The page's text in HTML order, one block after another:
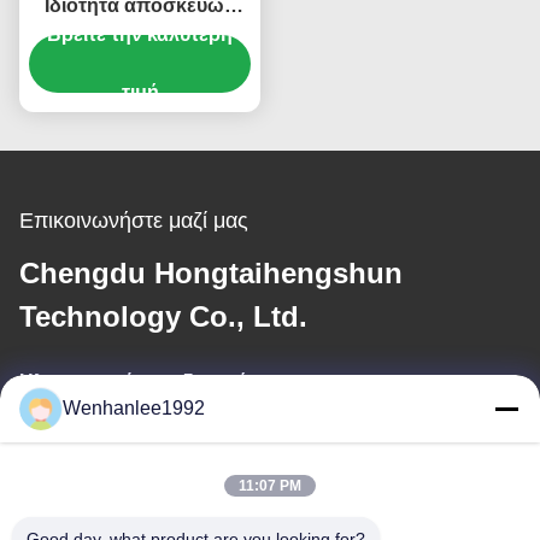
Ιδιότητα αποσκευών
13,4kWh/100km
ENS1 4WD Ev
Bentian eNS1 SUV
Βρείτε την καλύτερη
τιμή
Επικοινωνήστε μαζί μας
Chengdu Hongtaihengshun
Technology Co., Ltd.
Ηλεκτρονικό ταχυδρομείο
Wenhanlee1992
11:07 PM